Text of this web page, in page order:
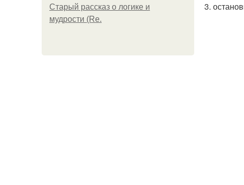
Старый рассказ о логике и
мудрости (Re.
3.